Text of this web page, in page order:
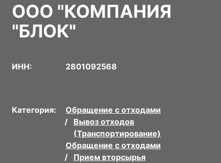
ООО "КОМПАНИЯ
"БЛОК"
ИНН: 2801092568
Категория:
Обращение с отходами
Вывоз отходов
(Транспортирование)
Обращение с отходами
Прием вторсырья